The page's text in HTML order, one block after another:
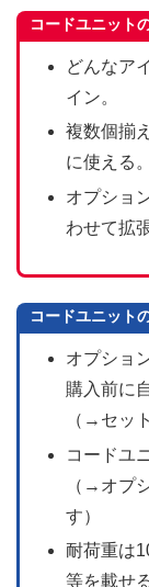
コードユニット
どんなア
イン。
複数個揃
に使える。
オプショ
わせて拡
コードユニット
オプショ
購入前に
（→セッ
コードユ
（→オプ
す）
耐荷重は
等を載せ